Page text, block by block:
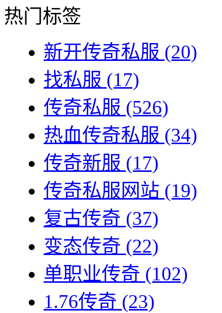
热门标签
新开传奇私服 (20)
找私服 (17)
传奇私服 (526)
热血传奇私服 (34)
传奇新服 (17)
传奇私服网站 (19)
复古传奇 (37)
变态传奇 (22)
单职业传奇 (102)
1.76传奇 (23)